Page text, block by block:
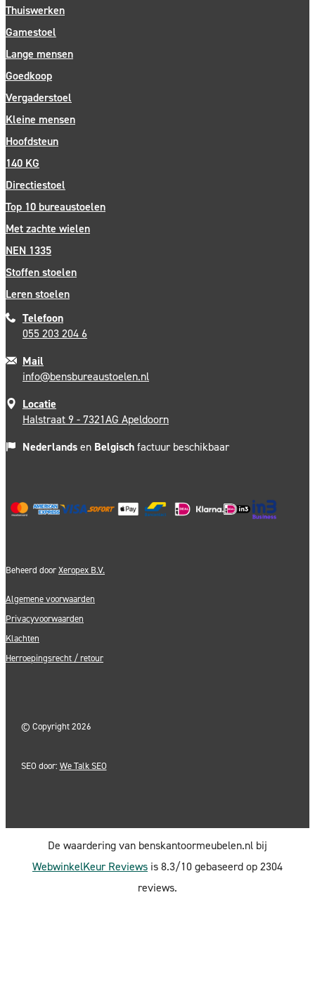
Thuiswerken
Gamestoel
Lange mensen
Goedkoop
Vergaderstoel
Kleine mensen
Hoofdsteun
140 KG
Directiestoel
Top 10 bureaustoelen
Met zachte wielen
NEN 1335
Stoffen stoelen
Leren stoelen
Telefoon
055 203 204 6
Mail
info@bensbureaustoelen.nl
Locatie
Halstraat 9 - 7321AG Apeldoorn
Nederlandsen Belgischfactuur beschikbaar
Beheerd doorXeropex B.V.
Algemene voorwaarden
Privacyvoorwaarden
Klachten
Herroepingsrecht / retour
© Copyright 2026
SEO door: We Talk SEO
De waardering van benskantoormeubelen.nl bij
WebwinkelKeur Reviews is 8.3/10 gebaseerd op 2304
reviews.